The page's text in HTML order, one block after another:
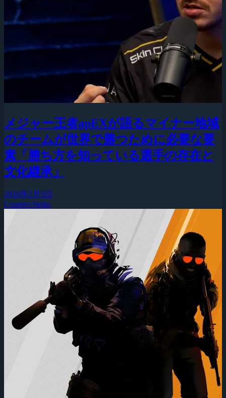
メジャー王者apEXが語るマイナー地域
のチームが世界で勝つために必要な要
素「勝ち方を知っている選手の存在と
文化継承」
2026年2月5日
Counter-Strike